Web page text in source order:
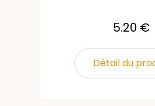
5.20 €
Détail du